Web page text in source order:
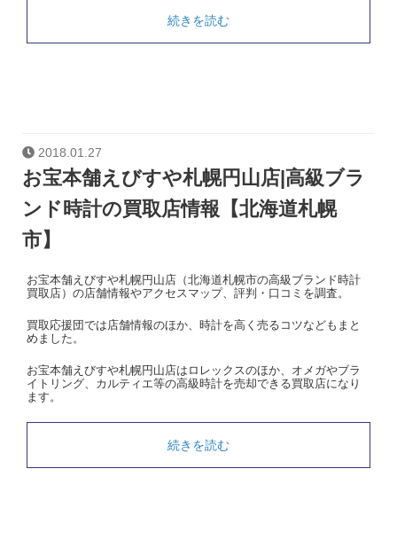
続きを読む
2018.01.27
お宝本舗えびすや札幌円山店|高級ブラ
ンド時計の買取店情報【北海道札幌
市】
お宝本舗えびすや札幌円山店（北海道札幌市の高級ブランド時計
買取店）の店舗情報やアクセスマップ、評判・口コミを調査。
買取応援団では店舗情報のほか、時計を高く売るコツなどもまと
めました。
お宝本舗えびすや札幌円山店はロレックスのほか、オメガやブラ
イトリング、カルティエ等の高級時計を売却できる買取店になり
ます。
続きを読む